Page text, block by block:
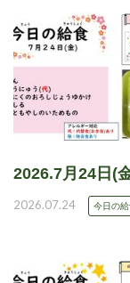
2026.7月24日(
2026.07.24 今日の